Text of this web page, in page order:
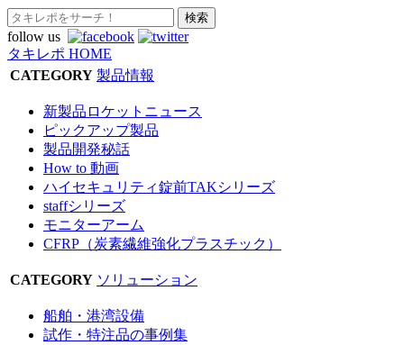
follow us
タキレポ HOME
CATEGORY 製品情報
新製品ロケットニュース
ピックアップ製品
製品開発秘話
How to 動画
ハイセキュリティ錠前TAKシリーズ
staffシリーズ
モニターアーム
CFRP（炭素繊維強化プラスチック）
CATEGORY ソリューション
船舶・港湾設備
試作・特注品の事例集